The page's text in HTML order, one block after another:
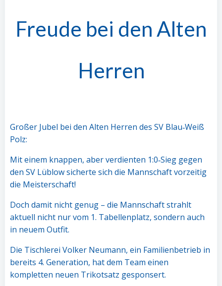
Freude bei den Alten
Herren
Großer Jubel bei den Alten Herren des SV Blau‑Weiß
Polz:
Mit einem knappen, aber verdienten 1:0‑Sieg gegen
den SV Lüblow sicherte sich die Mannschaft vorzeitig
die Meisterschaft!
Doch damit nicht genug – die Mannschaft strahlt
aktuell nicht nur vom 1. Tabellenplatz, sondern auch
in neuem Outfit.
Die Tischlerei Volker Neumann, ein Familienbetrieb in
bereits 4. Generation, hat dem Team einen
kompletten neuen Trikotsatz gesponsert.